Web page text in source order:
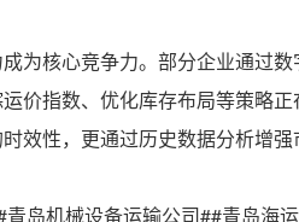
为核心竞争力。部分企业通过
价指数、优化库存布局等策略正
性，更通过历史数据分析增强
岛机械设备运输公司##青岛海